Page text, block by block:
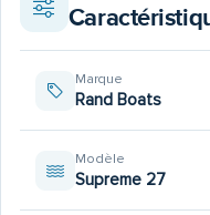
Marque
Rand Boats
Modèle
Supreme 27